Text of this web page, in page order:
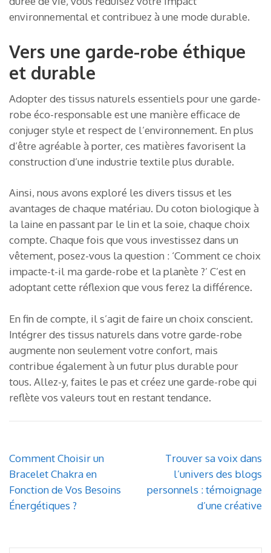
environnemental et contribuez à une mode durable.
Vers une garde-robe éthique
et durable
Adopter des tissus naturels essentiels pour une garde-
robe éco-responsable est une manière efficace de
conjuger style et respect de l’environnement. En plus
d’être agréable à porter, ces matières favorisent la
construction d’une industrie textile plus durable.
Ainsi, nous avons exploré les divers tissus et les
avantages de chaque matériau. Du coton biologique à
la laine en passant par le lin et la soie, chaque choix
compte. Chaque fois que vous investissez dans un
vêtement, posez-vous la question : ‘Comment ce choix
impacte-t-il ma garde-robe et la planète ?’ C’est en
adoptant cette réflexion que vous ferez la différence.
En fin de compte, il s’agit de faire un choix conscient.
Intégrer des tissus naturels dans votre garde-robe
augmente non seulement votre confort, mais
contribue également à un futur plus durable pour
tous. Allez-y, faites le pas et créez une garde-robe qui
reflète vos valeurs tout en restant tendance.
Navigation
de
l’article
Comment Choisir un
Bracelet Chakra en
Fonction de Vos Besoins
Énergétiques ?
Trouver sa voix dans
l’univers des blogs
personnels : témoignage
d’une créative